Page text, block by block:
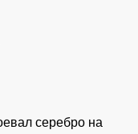
серебро на